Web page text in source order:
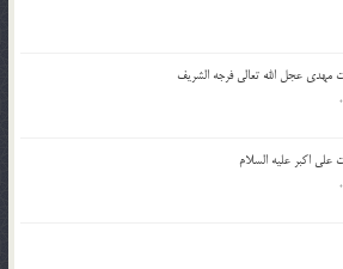
مهدی عجل الله تعالی فرجه الشريف
علی اکبر علیه السلام